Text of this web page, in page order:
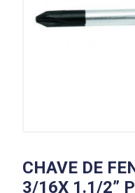
CHAVE DE
3/16X 1.1/2”